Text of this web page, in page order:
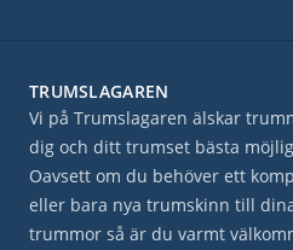
TRUMSLAGAREN
Vi på Trumslagaren älskar
dig och ditt trumset bästa
Oavsett om du behöver ett
eller bara nya trumskinn till
trummor så är du varmt